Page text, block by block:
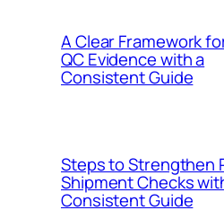
A Clear Framework
QC Evidence with a
Consistent Guide
Steps to Strengthen
Shipment Checks
Consistent Guide